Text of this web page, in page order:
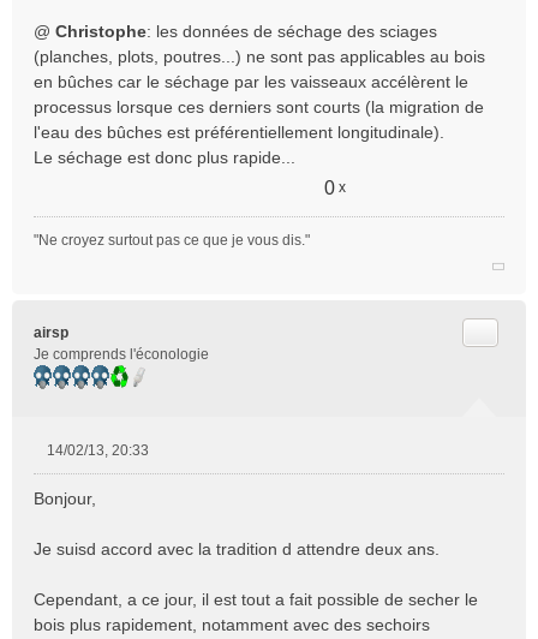
e
n
n
l
u
@ Christophe: les données de séchage des sciages
(planches, plots, poutres...) ne sont pas applicables au bois
en bûches car le séchage par les vaisseaux accélèrent le
processus lorsque ces derniers sont courts (la migration de
l'eau des bûches est préférentiellement longitudinale).
Le séchage est donc plus rapide...
0 x
"Ne croyez surtout pas ce que je vous dis."
airsp
Je comprends l'éconologie
s
a
e
n
14/02/13, 20:33
Bonjour,
Je suisd accord avec la tradition d attendre deux ans.
Cependant, a ce jour, il est tout a fait possible de secher le
bois plus rapidement, notamment avec des sechoirs